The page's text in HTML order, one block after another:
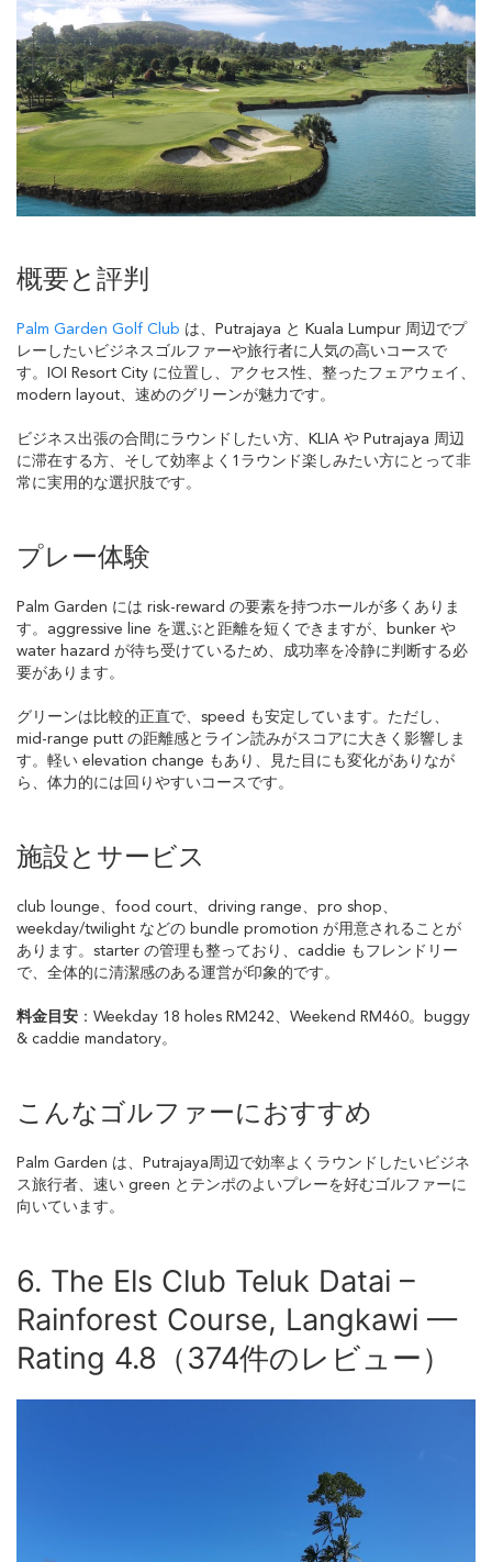
概要と評判
Palm Garden Golf Club は、Putrajaya と Kuala Lumpur 周辺でプ
レーしたいビジネスゴルファーや旅行者に人気の高いコースで
す。IOI Resort City に位置し、アクセス性、整ったフェアウェイ、
modern layout、速めのグリーンが魅力です。
ビジネス出張の合間にラウンドしたい方、KLIA や Putrajaya 周辺
に滞在する方、そして効率よく1ラウンド楽しみたい方にとって非
常に実用的な選択肢です。
プレー体験
Palm Garden には risk-reward の要素を持つホールが多くありま
す。aggressive line を選ぶと距離を短くできますが、bunker や
water hazard が待ち受けているため、成功率を冷静に判断する必
要があります。
グリーンは比較的正直で、speed も安定しています。ただし、
mid-range putt の距離感とライン読みがスコアに大きく影響しま
す。軽い elevation change もあり、見た目にも変化がありなが
ら、体力的には回りやすいコースです。
施設とサービス
club lounge、food court、driving range、pro shop、
weekday/twilight などの bundle promotion が用意されることが
あります。starter の管理も整っており、caddie もフレンドリー
で、全体的に清潔感のある運営が印象的です。
料金目安 ：Weekday 18 holes RM242、Weekend RM460。buggy
& caddie mandatory。
こんなゴルファーにおすすめ
Palm Garden は、Putrajaya周辺で効率よくラウンドしたいビジネ
ス旅行者、速い green とテンポのよいプレーを好むゴルファーに
向いています。
6. The Els Club Teluk Datai –
Rainforest Course, Langkawi —
Rating 4.8（374件のレビュー）